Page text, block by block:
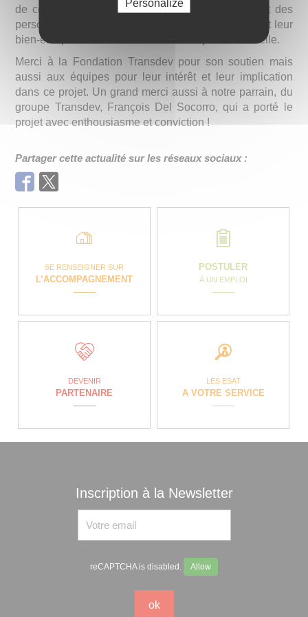
de ce « Parcours Inclusif » est d’éviter l’isolement des
personnes, et aussi de développer leur autonomie et leur
bien-être pour une meilleure inclusion professionnelle.
Merci à la Fondation Transdev pour son soutien mais
aussi aux équipes pour leur intérêt et leur implication
dans ce projet. Un grand merci aussi à notre parrain, du
groupe Transdev, François Del Socorro, qui a porté le
projet avec enthousiasme et conviction !
Partager cette actualité sur les réseaux sociaux :
Facebook
SE RENSEIGNER SUR
L’ACCOMPAGNEMENT
POSTULER
À UN EMPLOI
DEVENIR
PARTENAIRE
LES ESAT
A VOTRE SERVICE
Inscription à la Newsletter
reCAPTCHA is disabled. Allow
ok
Personalize